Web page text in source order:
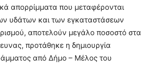
απορρίμματα που μεταφέρονται
υδάτων και των εγκαταστάσεων
αποτελούν μεγάλο ποσοστό στα
προτάθηκε η δημιουργία
από Δήμο – Μέλος του